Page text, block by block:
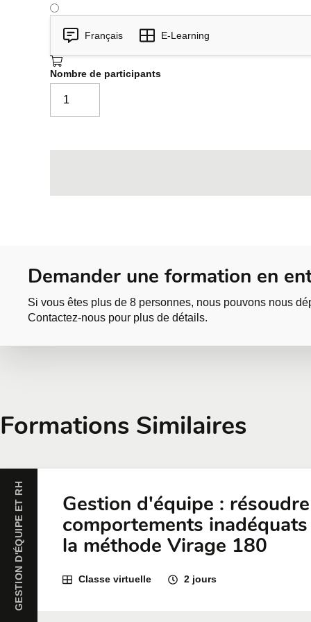
Outils et guide à suivre lors de
Études de cas ou simulations
Bilan, réflexion et votre plan
Français E-Learning
Nombre de participants
Demander une formation en
Si vous êtes plus de 8 personnes, nous pouvons nous
Contactez-nous pour plus de détails.
Demander une
Entreprise Nombre de
Formations Similaires
GESTION D'ÉQUIPE ET RH Gestion d'équipe :
comportements
la méthode Virage 180
Classe virtuelle 2 jours